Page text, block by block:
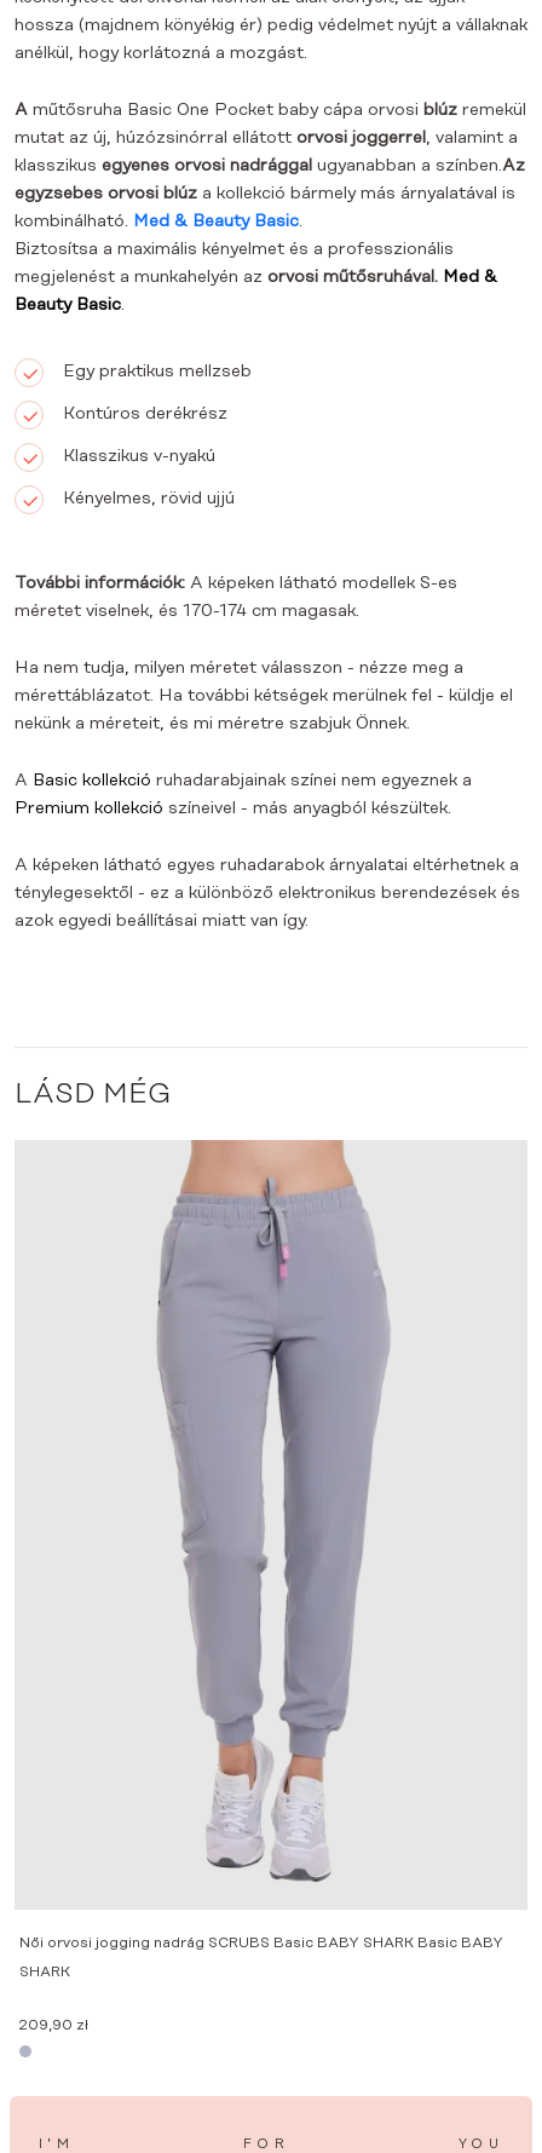
hossza (majdnem könyékig ér) pedig védelmet nyújt a vállaknak
anélkül, hogy korlátozná a mozgást.
A műtősruha Basic One Pocket baby cápa orvosi blúz remekül
mutat az új, húzózsinórral ellátott orvosi joggerrel , valamint a
klasszikus egyenes orvosi nadrággal ugyanabban a színben.Az
egyzsebes orvosi blúz a kollekció bármely más árnyalatával is
kombinálható. Med & Beauty Basic.
Biztosítsa a maximális kényelmet és a professzionális
megjelenést a munkahelyén az orvosi műtősruhával. Med &
Beauty Basic.
Egy praktikus mellzseb
Kontúros derékrész
Klasszikus v-nyakú
Kényelmes, rövid ujjú
További információk: A képeken látható modellek S-es
méretet viselnek, és 170-174 cm magasak.
Ha nem tudja, milyen méretet válasszon - nézze meg a
mérettáblázatot. Ha további kétségek merülnek fel - küldje el
nekünk a méreteit, és mi méretre szabjuk Önnek.
A Basic kollekció ruhadarabjainak színei nem egyeznek a
Premium kollekció színeivel - más anyagból készültek.
A képeken látható egyes ruhadarabok árnyalatai eltérhetnek a
ténylegesektől - ez a különböző elektronikus berendezések és
azok egyedi beállításai miatt van így.
LÁSD MÉG
Női orvosi jogging nadrág SCRUBS Basic BABY SHARK Basic BABY
SHARK
209,90 zł
I’M FOR YOU